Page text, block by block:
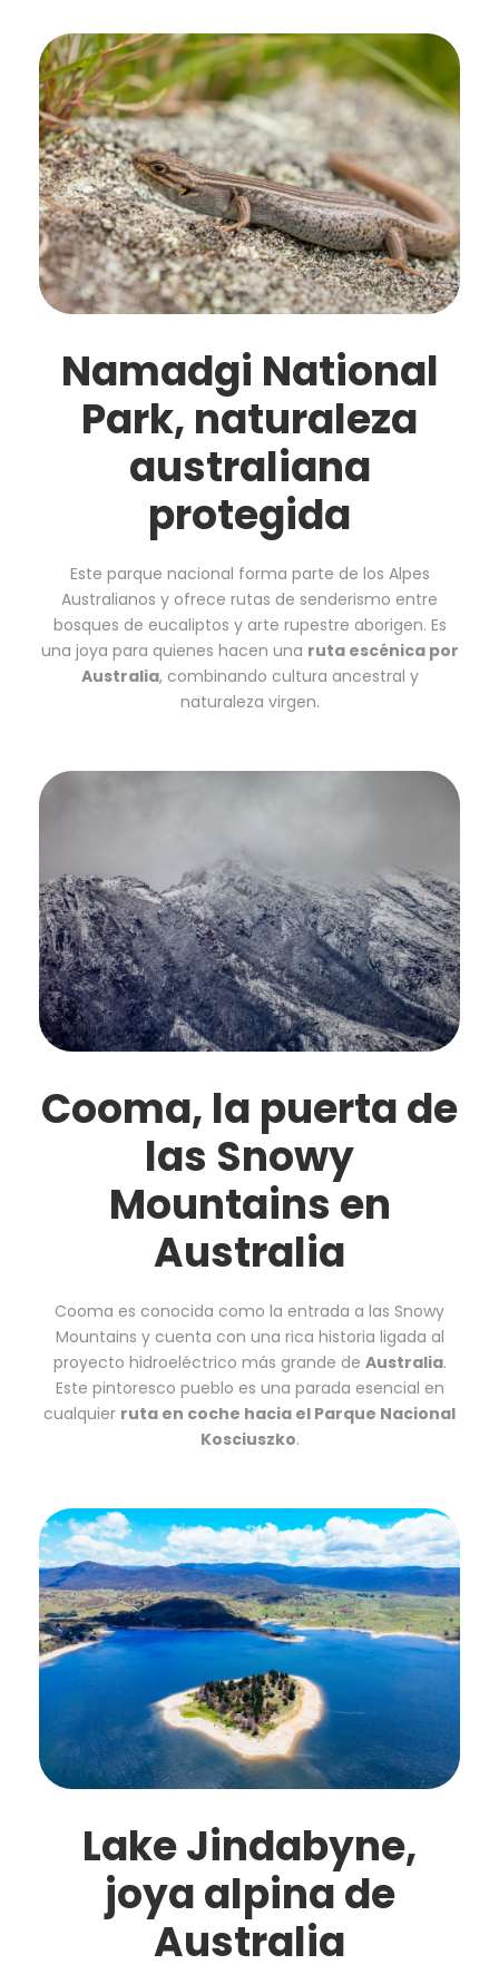
Namadgi National
Park, naturaleza
australiana
protegida
Este parque nacional forma parte de los Alpes
Australianos y ofrece rutas de senderismo entre
bosques de eucaliptos y arte rupestre aborigen. Es
una joya para quienes hacen una ruta escénica por
Australia, combinando cultura ancestral y
naturaleza virgen.
Cooma, la puerta de
las Snowy
Mountains en
Australia
Cooma es conocida como la entrada a las Snowy
Mountains y cuenta con una rica historia ligada al
proyecto hidroeléctrico más grande de Australia.
Este pintoresco pueblo es una parada esencial en
cualquier ruta en coche hacia el Parque Nacional
Kosciuszko.
Lake Jindabyne,
joya alpina de
Australia